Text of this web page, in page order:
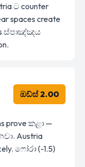
ට counter
spaces create
ස්පාඤ්ඤය
ඔඩ්ස් 2.00
prove කළා —
Austria
ෆෝරා (-1.5)